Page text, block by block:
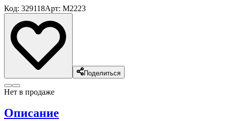
Код: 329118Арт: М2223
Поделиться
Нет в продаже
Описание